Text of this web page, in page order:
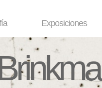
Exposiciones